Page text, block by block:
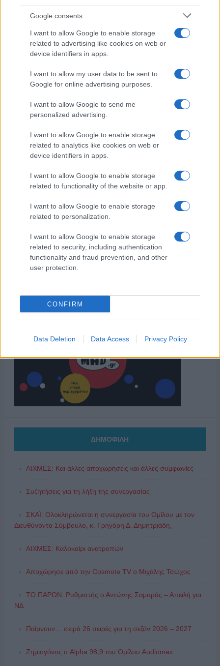
Google consents
I want to allow Google to enable storage
related to advertising like cookies on web or
device identifiers in apps.
I want to allow my user data to be sent to
Google for online advertising purposes.
I want to allow Google to send me
personalized advertising.
I want to allow Google to enable storage
related to analytics like cookies on web or
device identifiers in apps.
I want to allow Google to enable storage
related to functionality of the website or app.
I want to allow Google to enable storage
related to personalization.
I want to allow Google to enable storage
related to security, including authentication
functionality and fraud prevention, and other
user protection.
CONFIRM
Data Deletion Data Access Privacy Policy
ΔΗΜΟΦΙΛΗ
ΑΙΧΜΕΣ: Και άλλες αποχωρήσεις και άλλες συμφωνίες
Συζητήσεις για τη λήξη της συνεργασίας
ΣΚΑΪ: Ολοκληρώνεται η συνεργασία του Ομίλου με τον
Διευθύνοντα Σύμβουλο, κ. Γρηγόρη Δ. Δημητριάδη,
ΑΙΧΜΕΣ: Καλοκαίρι ανατροπών
Αποχώρησε από την Cosmote TV o Μιχάλης Τσώχος
ΤΟ ΠΑΡΟΝ: Ρυθμιστής ο Αντώνης Σαμαράς – Απειλή για
ΝΔ
Παίρνουν… σειρά 26 σειρές για τη σεζόν 2026 – 2027
Ζημιογόνος ο Alpha 98,9 του Ομίλου Audiomax